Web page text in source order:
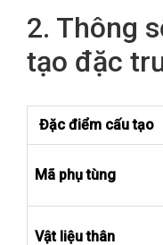
2. Thông
tạo đặc
Đặc điểm cấu tạo
Mã phụ tùng
Vật liệu thân